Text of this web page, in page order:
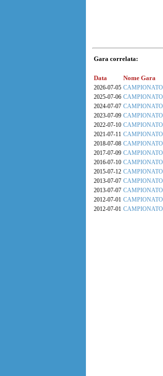
Gara correlata:
Data Nome Gara
2026-07-05
2025-07-06
2024-07-07
2023-07-09
2022-07-10
2021-07-11
2018-07-08
2017-07-09
2016-07-10
2015-07-12
2013-07-07
2013-07-07
2012-07-01
2012-07-01